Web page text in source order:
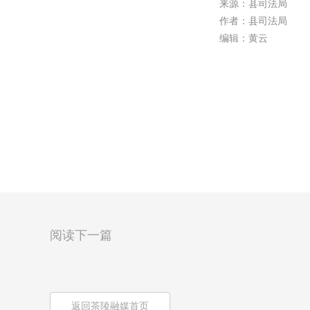
来源：县司法局
作者：县司法局
编辑：黄云
阅读下一篇
返回茶陵融媒首页